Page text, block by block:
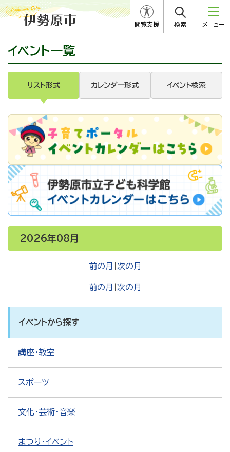
閲覧支援 検索 メニュー
イベント一覧
リスト形式 カレンダー形式 イベント検索
2026年08月
前の月 次の月
前の月 次の月
イベントから探す
講座・教室
スポーツ
文化・芸術・音楽
まつり・イベント